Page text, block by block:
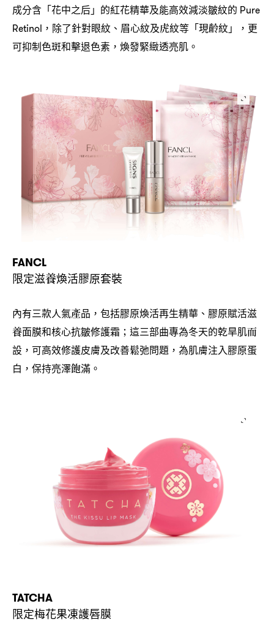
成分含「花中之后」的紅花精華及能高效減淡皺紋的 Pure
Retinol， 除了針對眼紋、眉心紋及虎紋等「現齡紋」 ， 更
可抑制色斑和擊退色素 ， 煥發緊緻透亮肌。
FANCL
限定滋養煥活膠原套裝
內有三款人氣產品 ， 包括膠原煥活再生精華、膠原賦活滋
養面膜和核心抗皺修護霜 ； 這三部曲專為冬天的乾旱肌而
設 ， 可高效修護皮膚及改善鬆弛問題 ， 為肌膚注入膠原蛋
白 ， 保持亮澤飽滿。
TATCHA
限定梅花果凍護唇膜